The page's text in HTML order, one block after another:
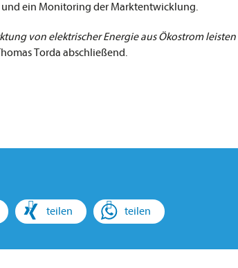
ein Monitoring der Marktentwicklung.
von elektrischer Energie aus Ökostrom
Torda abschließend.
teilen teilen